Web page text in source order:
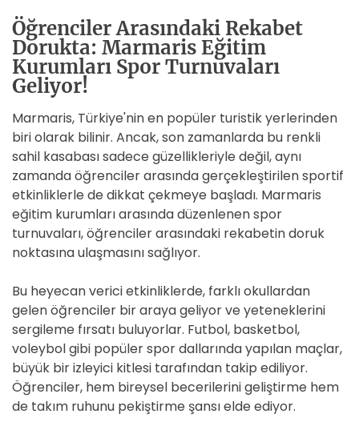
Öğrenciler Arasındaki Rekabet
Dorukta: Marmaris Eğitim
Kurumları Spor Turnuvaları
Geliyor!
Marmaris, Türkiye'nin en popüler turistik yerlerinden
biri olarak bilinir. Ancak, son zamanlarda bu renkli
sahil kasabası sadece güzellikleriyle değil, aynı
zamanda öğrenciler arasında gerçekleştirilen sportif
etkinliklerle de dikkat çekmeye başladı. Marmaris
eğitim kurumları arasında düzenlenen spor
turnuvaları, öğrenciler arasındaki rekabetin doruk
noktasına ulaşmasını sağlıyor.
Bu heyecan verici etkinliklerde, farklı okullardan
gelen öğrenciler bir araya geliyor ve yeteneklerini
sergileme fırsatı buluyorlar. Futbol, basketbol,
voleybol gibi popüler spor dallarında yapılan maçlar,
büyük bir izleyici kitlesi tarafından takip ediliyor.
Öğrenciler, hem bireysel becerilerini geliştirme hem
de takım ruhunu pekiştirme şansı elde ediyor.